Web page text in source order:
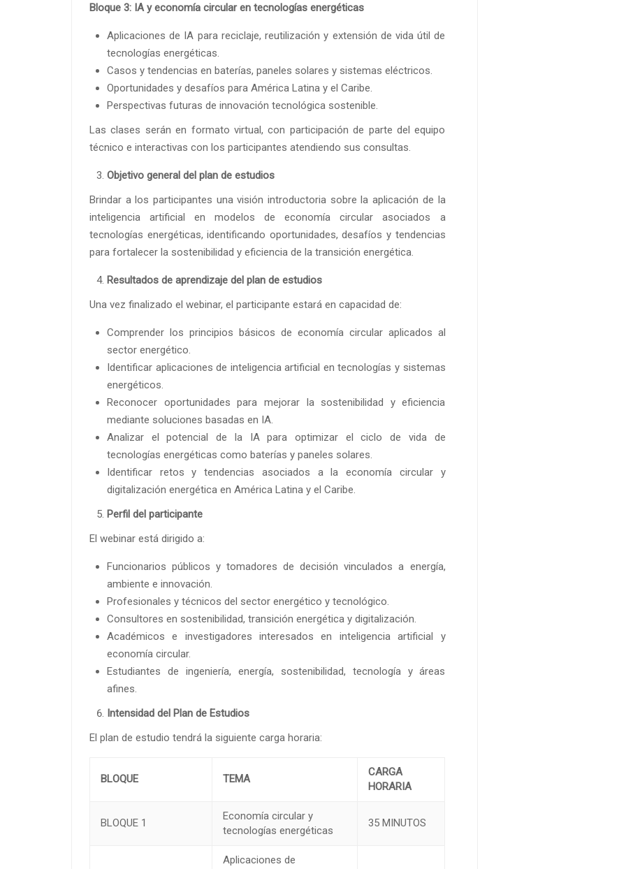
Bloque 3: IA y economía circular en tecnologías energéticas
Aplicaciones de IA para reciclaje, reutilización y extensión de vida útil de
tecnologías energéticas.
Casos y tendencias en baterías, paneles solares y sistemas eléctricos.
Oportunidades y desafíos para América Latina y el Caribe.
Perspectivas futuras de innovación tecnológica sostenible.
Las clases serán en formato virtual, con participación de parte del equipo
técnico e interactivas con los participantes atendiendo sus consultas.
Objetivo general del plan de estudios
Brindar a los participantes una visión introductoria sobre la aplicación de la
inteligencia artificial en modelos de economía circular asociados a
tecnologías energéticas, identificando oportunidades, desafíos y tendencias
para fortalecer la sostenibilidad y eficiencia de la transición energética.
Resultados de aprendizaje del plan de estudios
Una vez finalizado el webinar, el participante estará en capacidad de:
Comprender los principios básicos de economía circular aplicados al
sector energético.
Identificar aplicaciones de inteligencia artificial en tecnologías y sistemas
energéticos.
Reconocer oportunidades para mejorar la sostenibilidad y eficiencia
mediante soluciones basadas en IA.
Analizar el potencial de la IA para optimizar el ciclo de vida de
tecnologías energéticas como baterías y paneles solares.
Identificar retos y tendencias asociados a la economía circular y
digitalización energética en América Latina y el Caribe.
Perfil del participante
El webinar está dirigido a:
Funcionarios públicos y tomadores de decisión vinculados a energía,
ambiente e innovación.
Profesionales y técnicos del sector energético y tecnológico.
Consultores en sostenibilidad, transición energética y digitalización.
Académicos e investigadores interesados en inteligencia artificial y
economía circular.
Estudiantes de ingeniería, energía, sostenibilidad, tecnología y áreas
afines.
Intensidad del Plan de Estudios
El plan de estudio tendrá la siguiente carga horaria:
BLOQUE TEMA
CARGA
HORARIA
BLOQUE 1
Economía circular y
tecnologías energéticas
35 MINUTOS
Aplicaciones de